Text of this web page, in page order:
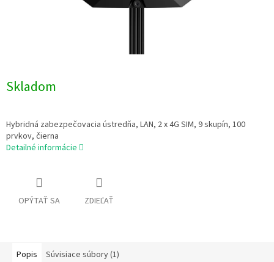
Skladom
Hybridná zabezpečovacia ústredňa, LAN, 2 x 4G SIM, 9 skupín, 100
prvkov, čierna
Detailné informácie
OPÝTAŤ SA ZDIEĽAŤ
Popis Súvisiace súbory (1)